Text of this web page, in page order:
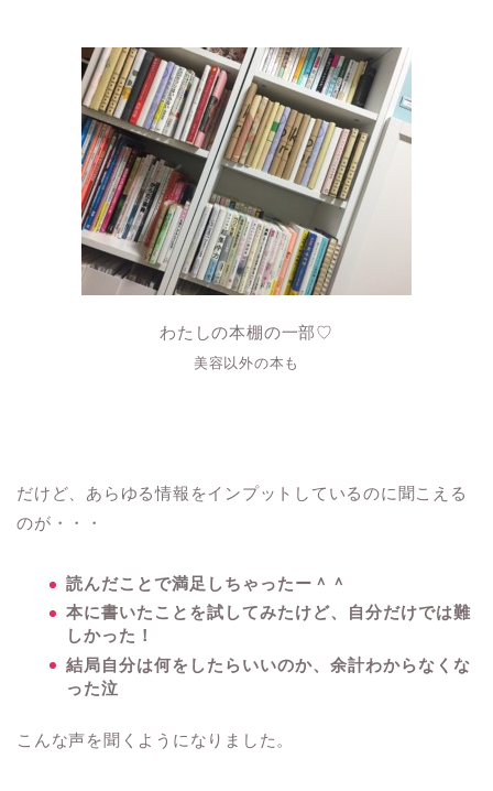
わたしの本棚の一部♡
美容以外の本も
だけど、あらゆる情報をインプットしているのに聞こえる
のが・・・
読んだことで満足しちゃったー＾＾
本に書いたことを試してみたけど、自分だけでは難
しかった！
結局自分は何をしたらいいのか、余計わからなくな
った泣
こんな声を聞くようになりました。